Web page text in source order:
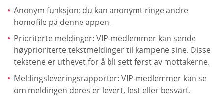
Anonym funksjon: du kan anonymt ringe andre
homofile på denne appen.
Prioriterte meldinger: VIP-medlemmer kan sende
høyprioriterte tekstmeldinger til kampene sine. Disse
tekstene er uthevet for å bli sett først av mottakerne.
Meldingsleveringsrapporter: VIP-medlemmer kan se
om meldingen deres er levert, lest eller besvart.